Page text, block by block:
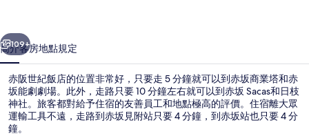
相
片
集
個 下一個
109+
簡介客房地點規定
赤阪世紀飯店的位置非常好，只要走 5 分鐘就可以到赤坂商業塔和赤
坂能劇劇場。此外，走路只要 10 分鐘左右就可以到赤坂 Sacas和日枝
神社。旅客都對給予住宿的友善員工和地點極高的評價。住宿離大眾
運輸工具不遠，走路到赤坂見附站只要 4 分鐘，到赤坂站也只要 4 分
鐘。